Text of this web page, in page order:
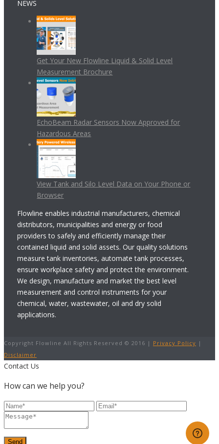
NEWS
Get Your New Flowline Liquid & Solid Level
Measurement Brochure
EchoBeam Radar Sensors Now Approved for
Hazardous Areas
View Tank and Silo Level Data on Your Phone or
Browser
Flowline enables industrial manufacturers, chemical
distributors, municipalities and energy or food
providers to safely and efficiently manage their
contained liquid and solid assets. Our quality solutions
measure tank inventories, automate tank processes,
ensure workplace safety and protect the environment.
We design, manufacture and market the best level
measurement and control instruments for your
chemical, water, wastewater, oil and dry solid
applications.
Copyright Flowline All Rights Reserved © 2016 | Privacy Policy |
Disclaimer
Contact Us
How can we help you?
Send